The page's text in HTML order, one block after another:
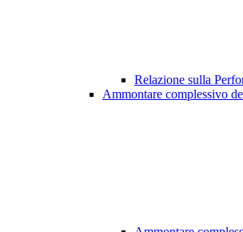
Relazione sulla
Ammontare complessivo